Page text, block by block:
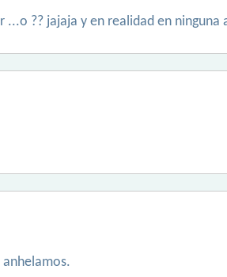
?? jajaja y en realidad en ninguna